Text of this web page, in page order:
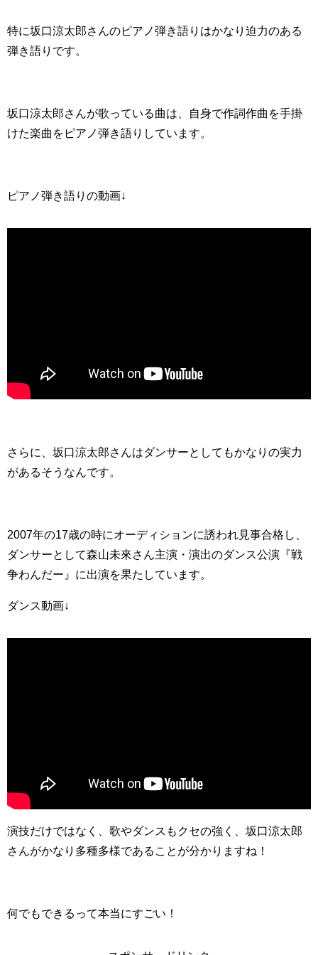
特に坂口涼太郎さんのピアノ弾き語りはかなり迫力のある
弾き語りです。
坂口涼太郎さんが歌っている曲は、自身で作詞作曲を手掛
けた楽曲をピアノ弾き語りしています。
ピアノ弾き語りの動画↓
さらに、坂口涼太郎さんはダンサーとしてもかなりの実力
があるそうなんです。
2007年の17歳の時にオーディションに誘われ見事合格し、
ダンサーとして森山未來さん主演・演出のダンス公演『戦
争わんだー』に出演を果たしています。
ダンス動画↓
演技だけではなく、歌やダンスもクセの強く、坂口涼太郎
さんがかなり多種多様であることが分かりますね！
何でもできるって本当にすごい！